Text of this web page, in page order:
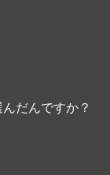
だんですか？